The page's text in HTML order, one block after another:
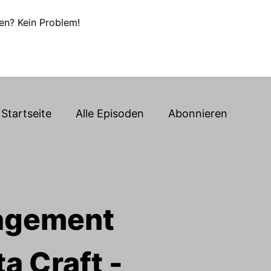
Kein Problem!
Startseite Alle Episoden Abonnieren
Craft -